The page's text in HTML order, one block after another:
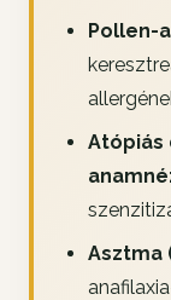
Pollen-
Atópiás
Asztma